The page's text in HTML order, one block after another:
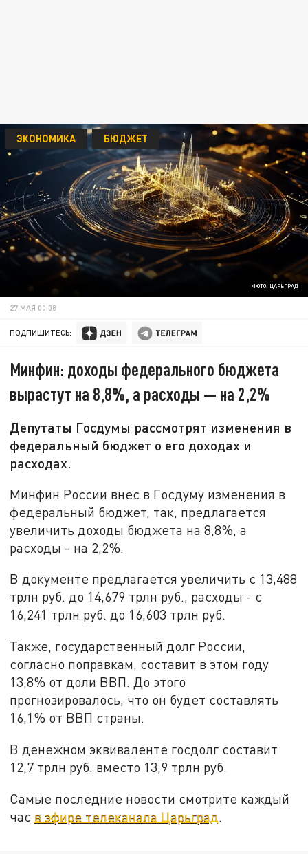
ФОТО: ЦАРЬГРАД
ЭКОНОМИКА БЮДЖЕТ
27 МАЯ 00:08
ПОДПИШИТЕСЬ:
Минфин: доходы федерального бюджета
вырастут на 8,8%, а расходы — на 2,2%
Депутаты Госдумы рассмотрят изменения в
федеральный бюджет о его доходах и
расходах.
Минфин России внес в Госдуму изменения в
федеральный бюджет, так, предлагается
увеличить доходы бюджета на 8,8%, а
расходы - на 2,2%.
В документе предлагается увеличить с 13,488
трлн руб. до 14,679 трлн руб., расходы - с
16,241 трлн руб. до 16,603 трлн руб.
Также, государственный долг России,
согласно поправкам, составит в этом году
13,8% от доли ВВП. До этого
прогнозировалось, что он будет составлять
16,1% от ВВП страны.
В денежном эквиваленте госдолг составит
12,7 трлн руб. вместо 13,9 трлн руб.
Самые последние новости смотрите каждый
час в эфире телеканала Царьград